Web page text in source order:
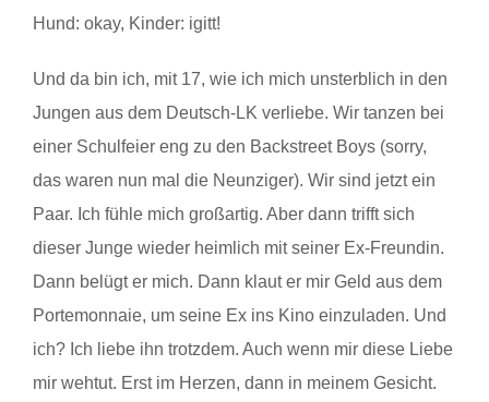
Hund: okay, Kinder: igitt!
Und da bin ich, mit 17, wie ich mich unsterblich in den
Jungen aus dem Deutsch-LK verliebe. Wir tanzen bei
einer Schulfeier eng zu den Backstreet Boys (sorry,
das waren nun mal die Neunziger). Wir sind jetzt ein
Paar. Ich fühle mich großartig. Aber dann trifft sich
dieser Junge wieder heimlich mit seiner Ex-Freundin.
Dann belügt er mich. Dann klaut er mir Geld aus dem
Portemonnaie, um seine Ex ins Kino einzuladen. Und
ich? Ich liebe ihn trotzdem. Auch wenn mir diese Liebe
mir wehtut. Erst im Herzen, dann in meinem Gesicht.